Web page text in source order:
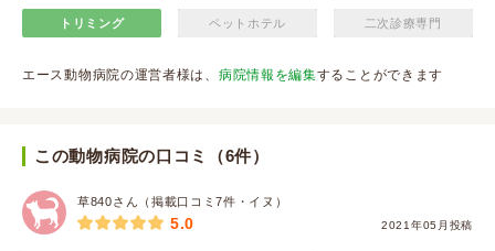
トリミング ペットホテル 二次診療専門
エース動物病院の運営者様は、 病院情報を編集することができます
この動物病院の口コミ（6件）
草840さん（掲載口コミ7件・イヌ）
2021年05月投稿
5.0